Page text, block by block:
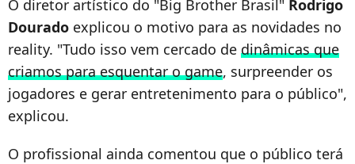
O diretor artístico do "Big Brother Brasil" Rodrigo
Dourado explicou o motivo para as novidades no
reality. "Tudo isso vem cercado de dinâmicas que
criamos para esquentar o game, surpreender os
jogadores e gerar entretenimento para o público",
explicou.
O profissional ainda comentou que o público terá